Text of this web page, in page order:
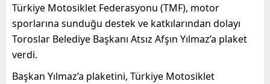
Türkiye Motosiklet Federasyonu (TMF), motor
sporlarına sunduğu destek ve katkılarından dolayı
Toroslar Belediye Başkanı Atsız Afşın Yılmaz’a plaket
verdi.
Başkan Yılmaz’a plaketini, Türkiye Motosiklet